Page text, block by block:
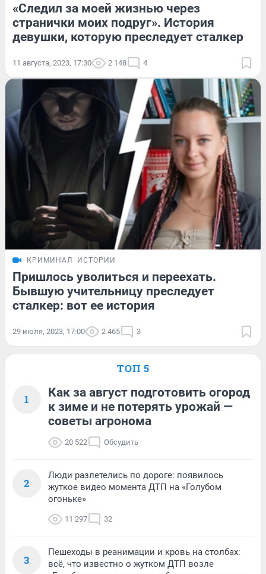
«Следил за моей жизнью через
странички моих подруг». История
девушки, которую преследует сталкер
11 августа, 2023, 17:30 2 148 4
КРИМИНАЛ ИСТОРИИ
Пришлось уволиться и переехать.
Бывшую учительницу преследует
сталкер: вот ее история
29 июля, 2023, 17:00 2 465 3
ТОП 5
1
Как за август подготовить огород
к зиме и не потерять урожай —
советы агронома
20 522 Обсудить
2
Люди разлетелись по дороге: появилось
жуткое видео момента ДТП на «Голубом
огоньке»
11 297 32
3
Пешеходы в реанимации и кровь на столбах:
всё, что известно о жутком ДТП возле